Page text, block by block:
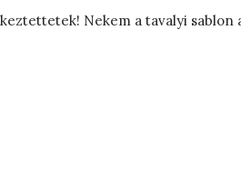
Nekem a tavalyi